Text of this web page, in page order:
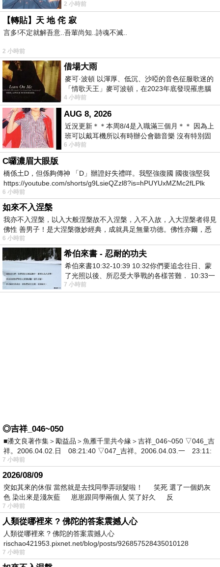
什麼顏色衣服， 不經
2 小時前
【轉貼】天 地 侘 寂
言多!不定就解吾意..吾輩尚知..詩魂不滅..
2 小時前
借場大雨
麥可·波頓 以渾厚、低沉、沙啞的音色征服歌迷的
「情歌天王」麥可波頓，在2023年底發現罹患腦
瘤「祈禱早日康復，一切都好」。
4 小時前
AUG 8, 2026
近況更新＊＊本周8/4是入職滿三個月＊＊ 因為上
班可以戴耳機所以有時辦公會聽音樂 沒有特別固
定哪天但就是一周某一天會固定聽'90
6 小時前
C囉濃眉大眼版
橋係土D，但係夠傳神 「D」辦證好失禮咩。我堅強復國 國復強堅我
https://youtube.com/shorts/g9LsieQZzl8?is=hPUYUxMZMc2fLPlk
6 小時前
如來不入涅槃
我亦不入涅槃，以入大般涅槃故不入涅槃，入不入故，入大涅槃者得見
佛性 善男子！是大涅槃微妙經典，成就具足無量功德。佛性亦爾，悉
6 小時前
希伯來書 - 忍耐的功夫
希伯來書10:32-10:39 10:32你們要追念往日、蒙
了光照以後、所忍受大爭戰的各樣苦難． 10:33一
面被毀謗、遭患難、成了戲景、叫眾人
7 小時前
◎吉祥_046~050
■潘文良著作集＞勵益品＞魚雁千里共今緣＞吉祥_046~050 ▽046_吉
祥。2006.04.02.日 08:21:40 ▽047_吉祥。2006.04.03.一 23:11:
7 小時前
2026/08/09
突如其來的休假 當然就是去找同學弄頭髮啦！ 笑死 選了一個奶灰
色 染出來是淺灰藍 崽崽跟同學兩個人 笑了好久 反
7 小時前
人類從哪裡來 ? 佛陀的答案震撼人心
人類從哪裡來 ? 佛陀的答案震撼人心
rischao421953.pixnet.net/blog/posts/926857528435010128
7 小時前